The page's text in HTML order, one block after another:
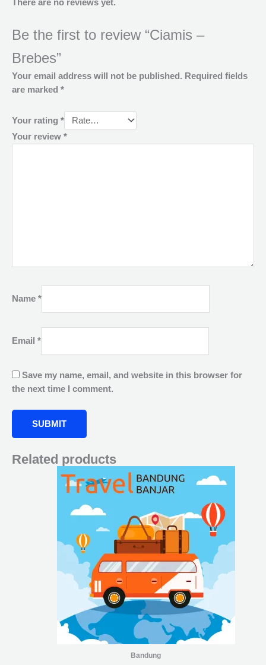
There are no reviews yet.
Be the first to review “Ciamis –
Brebes”
Your email address will not be published. Required fields
are marked *
Your rating *
Your review *
Name *
Email *
Save my name, email, and website in this browser for
the next time I comment.
Related products
Bandung